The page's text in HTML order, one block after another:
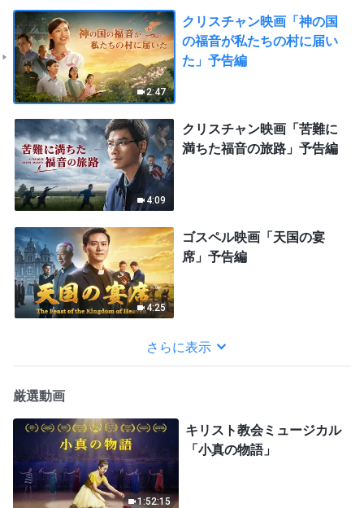
2:47
クリスチャン映画「神の国
の福音が私たちの村に届い
た」予告編
4:09
クリスチャン映画「苦難に
満ちた福音の旅路」予告編
4:25
ゴスペル映画「天国の宴
席」予告編
さらに表示
厳選動画
1:52:15
キリスト教会ミュージカル
「小真の物語」